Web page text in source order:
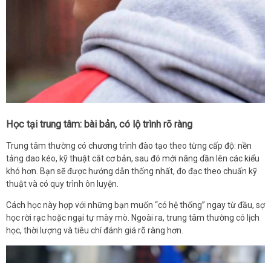
Học tại trung tâm: bài bản, có lộ trình rõ ràng
Trung tâm thường có chương trình đào tạo theo từng cấp độ: nền
tảng dao kéo, kỹ thuật cắt cơ bản, sau đó mới nâng dần lên các kiểu
khó hơn. Bạn sẽ được hướng dẫn thống nhất, đo đạc theo chuẩn kỹ
thuật và có quy trình ôn luyện.
Cách học này hợp với những bạn muốn “có hệ thống” ngay từ đầu, sợ
học rời rạc hoặc ngại tự mày mò. Ngoài ra, trung tâm thường có lịch
học, thời lượng và tiêu chí đánh giá rõ ràng hơn.